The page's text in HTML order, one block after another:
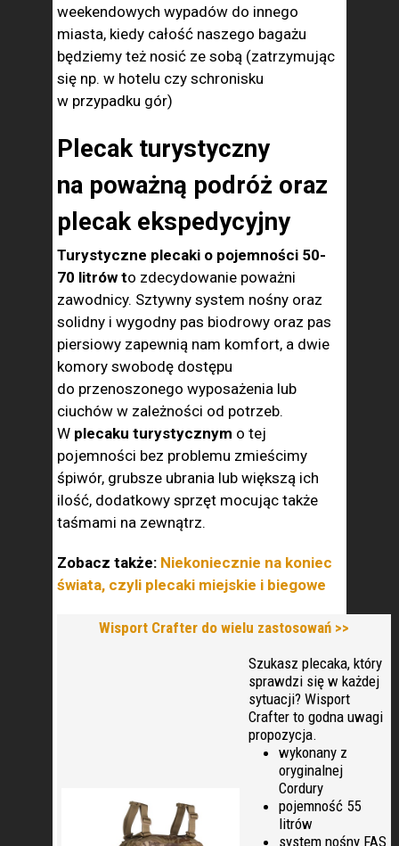
weekendowych wypadów do innego
miasta, kiedy całość naszego bagażu
będziemy też nosić ze sobą (zatrzymując
się np. w hotelu czy schronisku
w przypadku gór)
Plecak turystyczny
na poważną podróż oraz
plecak ekspedycyjny
Turystyczne plecaki o pojemności 50-
70 litrów to zdecydowanie poważni
zawodnicy. Sztywny system nośny oraz
solidny i wygodny pas biodrowy oraz pas
piersiowy zapewnią nam komfort, a dwie
komory swobodę dostępu
do przenoszonego wyposażenia lub
ciuchów w zależności od potrzeb.
W plecaku turystycznym o tej
pojemności bez problemu zmieścimy
śpiwór, grubsze ubrania lub większą ich
ilość, dodatkowy sprzęt mocując także
taśmami na zewnątrz.
Zobacz także: Niekoniecznie na koniec
świata, czyli plecaki miejskie i biegowe
Wisport Crafter do wielu zastosowań >>
Szukasz plecaka, który
sprawdzi się w każdej
sytuacji? Wisport
Crafter to godna uwagi
propozycja.
wykonany z
oryginalnej
Cordury
pojemność 55
litrów
system nośny FAS